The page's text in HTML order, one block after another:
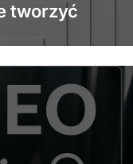
tworzyć